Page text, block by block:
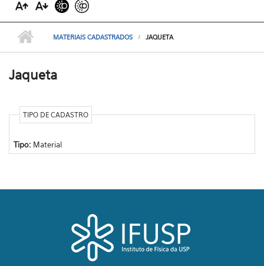
MATERIAIS CADASTRADOS JAQUETA
Jaqueta
TIPO DE CADASTRO
Tipo: Material